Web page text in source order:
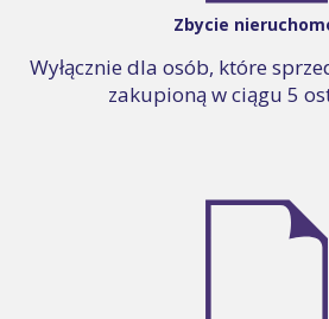
Zbycie
Wyłącznie dla osób, które
zakupioną w ciągu 5